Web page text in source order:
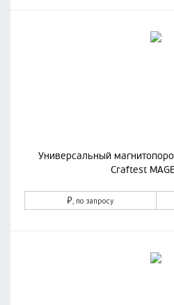
Универсальный
Craftest
₽, по запросу